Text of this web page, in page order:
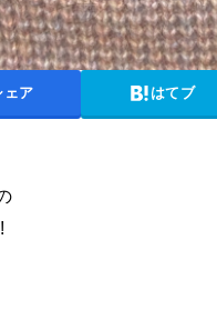
ェア はてブ